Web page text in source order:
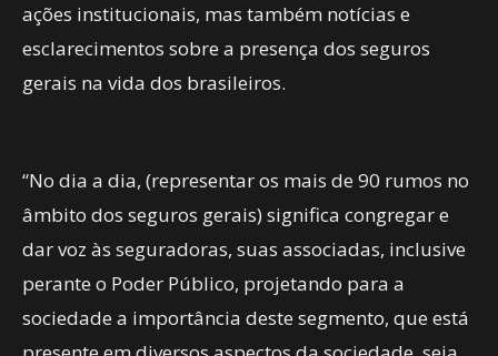
ações institucionais, mas também notícias e
esclarecimentos sobre a presença dos seguros
gerais na vida dos brasileiros.
“No dia a dia, (representar os mais de 90 rumos no
âmbito dos seguros gerais) significa congregar e
dar voz às seguradoras, suas associadas, inclusive
perante o Poder Público, projetando para a
sociedade a importância deste segmento, que está